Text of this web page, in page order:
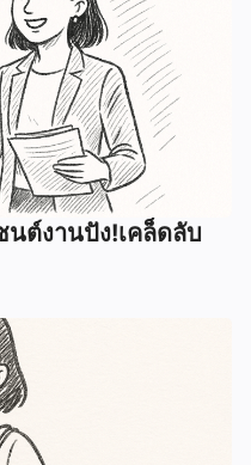
ต์งานปัง!เคล็ดลับ